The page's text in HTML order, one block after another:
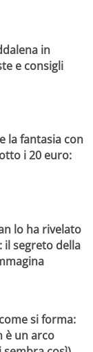
in
e consigli
la fantasia con
i 20 euro:
lo ha rivelato
il segreto della
si forma:
è un arco